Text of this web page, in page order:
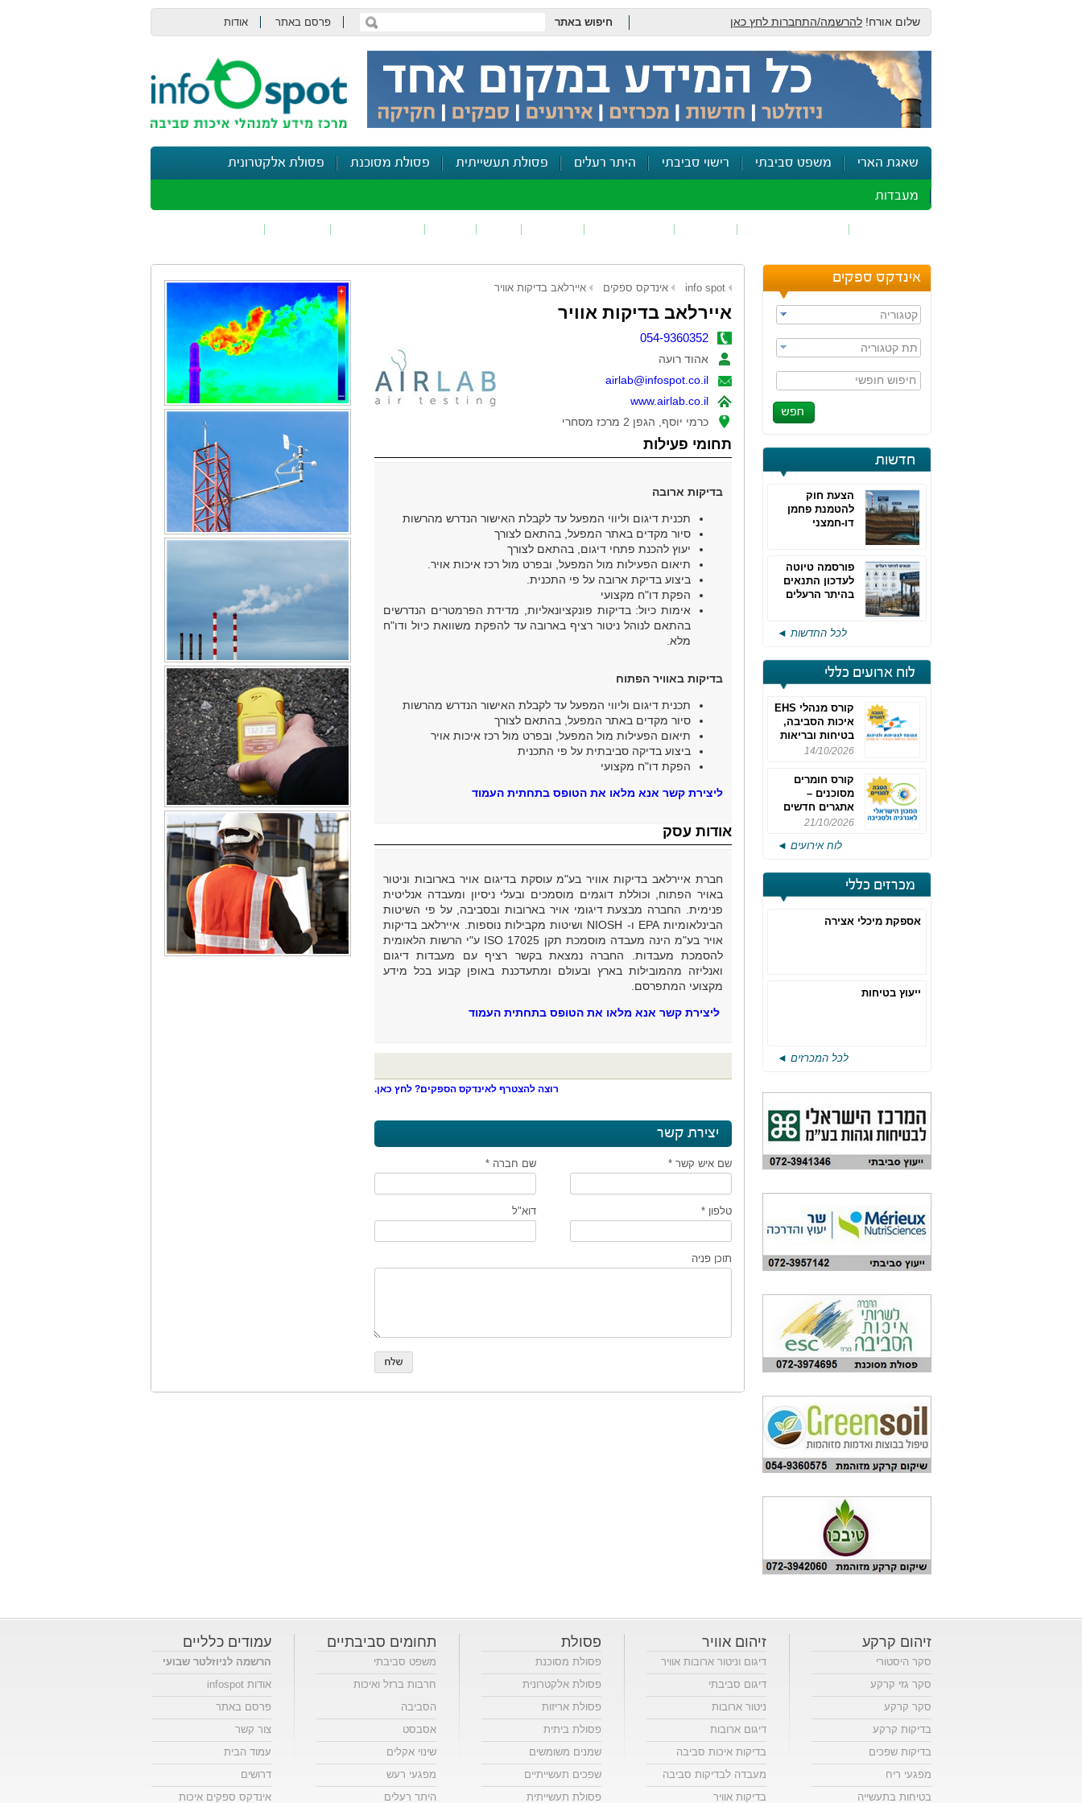
שלום אורח! להרשמה/התחברות לחץ כאן חיפוש באתר פרסם באתר אודות
שאגת הארי משפט סביבתי רישוי סביבתי היתר רעלים פסולת תעשייתית פסולת מסוכנת פסולת אלקטרונית
מעבדות
אינדקס ספקים
קטגוריה
תת קטגוריה
חיפוש חופשי
חדשות
הצעת חוק
להטמנת פחמן
דו-חמצני
פורסמה טיוטה
לעדכון התנאים
בהיתר הרעלים
לכל החדשות ◄
לוח ארועים כללי
קורס מנהלי EHS
איכות הסביבה,
בטיחות ובריאות
תעסוקתית
14/10/2026
קורס חומרים
מסוכנים –
אתגרים חדשים
והערכות לחוק
מחזור 4
21/10/2026
לוח אירועים ◄
מכרזים כללי
אספקת מיכלי אצירה
ייעוץ בטיחות
לכל המכרזים ◄
info spot אינדקס ספקים איירלאב בדיקות אוויר
איירלאב בדיקות אוויר
054-9360352
אהוד רועה
airlab@infospot.co.il
www.airlab.co.il
כרמי יוסף, הגפן 2 מרכז מסחרי
תחומי פעילות
בדיקות ארובה
תכנית דיגום וליווי המפעל עד לקבלת האישור הנדרש מהרשות
סיור מקדים באתר המפעל, בהתאם לצורך
יעוץ להכנת פתחי דיגום, בהתאם לצורך
תיאום הפעילות מול המפעל, ובפרט מול רכז איכות אויר.
ביצוע בדיקת ארובה על פי התכנית.
הפקת דו"ח מקצועי
אימות כיול: בדיקות פונקציונאליות, מדידת הפרמטרים הנדרשים
בהתאם לנוהל ניטור רציף בארובה עד להפקת משוואת כיול ודו"ח
מלא.
בדיקות באוויר הפתוח
תכנית דיגום וליווי המפעל עד לקבלת האישור הנדרש מהרשות
סיור מקדים באתר המפעל, בהתאם לצורך
תיאום הפעילות מול המפעל, ובפרט מול רכז איכות אויר
ביצוע בדיקה סביבתית על פי התכנית
הפקת דו"ח מקצועי
ליצירת קשר אנא מלאו את הטופס בתחתית העמוד
אודות עסק
חברת איירלאב בדיקות אוויר בע"מ עוסקת בדיגום אויר בארובות וניטור
באויר הפתוח, וכוללת דוגמים מוסמכים ובעלי ניסיון ומעבדה אנליטית
פנימית. החברה מבצעת דיגומי אויר בארובות ובסביבה, על פי השיטות
הבינלאומיות EPA ו- NIOSH ושיטות מקבילות נוספות. איירלאב בדיקות
אויר בע"מ הינה מעבדה מוסמכת תקן ISO 17025 ע"י הרשות הלאומית
להסמכת מעבדות. החברה נמצאת בקשר רציף עם מעבדות דיגום
ואנליזה מהמובילות בארץ ובעולם ומתעדכנת באופן קבוע בכל מידע
מקצועי המתפרסם.
ליצירת קשר אנא מלאו את הטופס בתחתית העמוד
רוצה להצטרף לאינדקס הספקים? לחץ כאן.
יצירת קשר
שם איש קשר * שם חברה *
טלפון * דוא"ל
תוכן פניה
זיהום קרקע
סקר היסטורי
סקר גזי קרקע
סקר קרקע
בדיקות קרקע
בדיקות שפכים
מפגעי ריח
בטיחות בתעשייה
זיהום אוויר
דיגום וניטור ארובות אוויר
דיגום סביבתי
ניטור ארובות
דיגום ארובות
בדיקות איכות סביבה
מעבדה לבדיקות סביבה
בדיקות אוויר
פסולת
פסולת מסוכנת
פסולת אלקטרונית
פסולת אריזות
פסולת ביתית
שמנים משומשים
שפכים תעשייתיים
פסולת תעשייתית
תחומים סביבתיים
משפט סביבתי
חרבות ברזל ואיכות
הסביבה
אסבסט
שינוי אקלים
מפגעי רעש
היתר רעלים
עמודים כלליים
הרשמה לניוזלטר שבועי
אודות infospot
פרסם באתר
צור קשר
עמוד הבית
דרושים
אינדקס ספקים איכות